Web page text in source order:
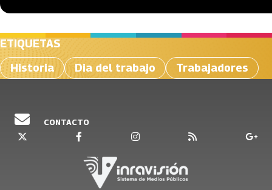
ETIQUETAS
Historia
Dia del trabajo Trabajadores
CONTACTO